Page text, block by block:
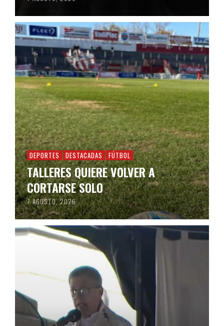
DEPORTES DESTACADAS FÚTBOL
TALLERES QUIERE VOLVER A
CORTARSE SOLO
7 AGOSTO, 2026